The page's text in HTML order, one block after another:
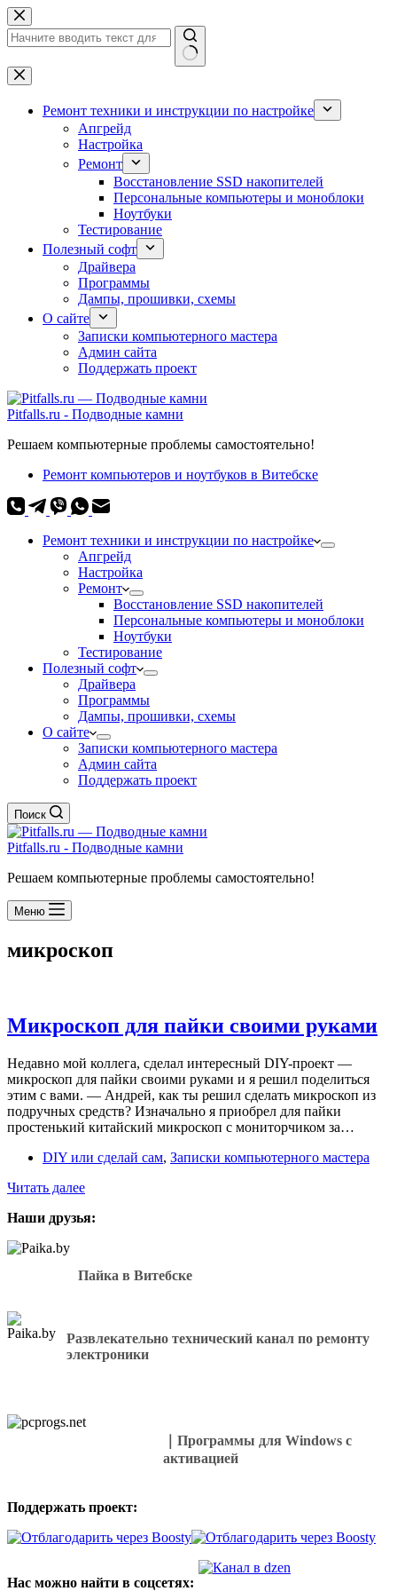
Перейти
к
сути
Ничего
не
найденоРемонт техники и инструкции по настройке
Апгрейд
Настройка
Ремонт
Восстановление SSD накопителей
Персональные компьютеры и моноблоки
Ноутбуки
Тестирование
Полезный софт
Драйвера
Программы
Дампы, прошивки, схемы
О сайте
Записки компьютерного мастера
Админ сайта
Поддержать проект
Pitfalls.ru - Подводные камни
Решаем компьютерные проблемы самостоятельно!
Ремонт компьютеров и ноутбуков в Витебске
Ремонт техники и инструкции по настройке
Апгрейд
Настройка
Ремонт
Восстановление SSD накопителей
Персональные компьютеры и моноблоки
Ноутбуки
Тестирование
Полезный софт
Драйвера
Программы
Дампы, прошивки, схемы
О сайте
Записки компьютерного мастера
Админ сайта
Поддержать проект
Поиск
Pitfalls.ru - Подводные камни
Решаем компьютерные проблемы самостоятельно!
Меню
микроскоп
Микроскоп для пайки своими руками
Недавно мой коллега, сделал интересный DIY-проект —
микроскоп для пайки своими руками и я решил поделиться
этим с вами. — Андрей, как ты решил сделать микроскоп из
подручных средств? Изначально я приобрел для пайки
простенький китайский микроскоп с мониторчиком за…
DIY или сделай сам, Записки компьютерного мастера
Читать далееМикроскоп
пайки
Наши друзья:
Пайка в Витебске
Развлекательно технический канал по ремонту
электроники
｜Программы для Windows с
активацией
Поддержать проект:
Нас можно найти в соцсетях: